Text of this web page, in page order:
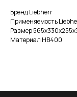
Бренд Liebherr
Применяемость
Размер
Материал НВ400